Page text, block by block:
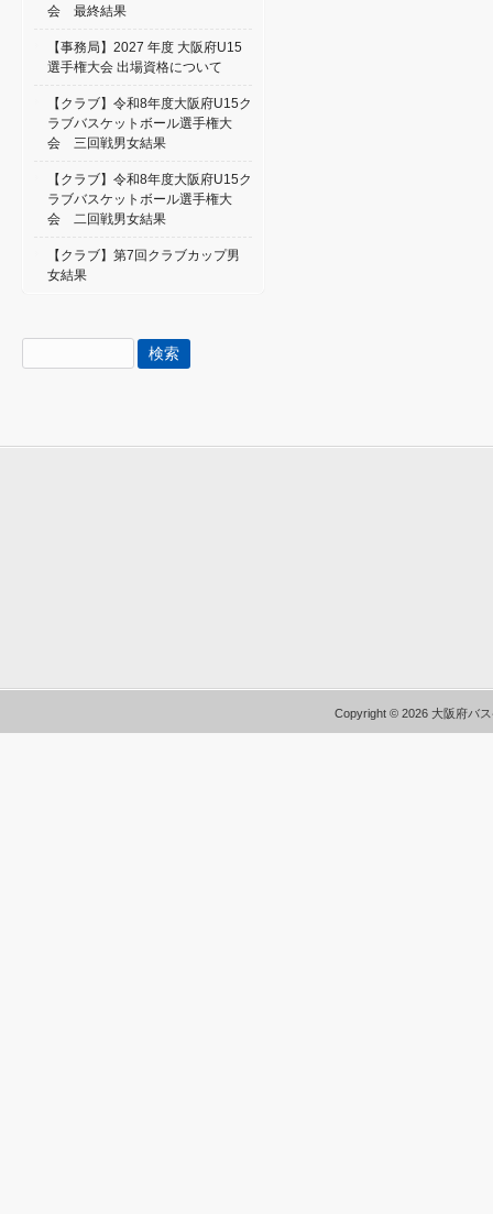
会 最終結果
【事務局】2027 年度 大阪府U15
選手権大会 出場資格について
【クラブ】令和8年度大阪府U15ク
ラブバスケットボール選手権大
会 三回戦男女結果
【クラブ】令和8年度大阪府U15ク
ラブバスケットボール選手権大
会 二回戦男女結果
【クラブ】第7回クラブカップ男
女結果
索:
Copyright © 2026 大阪府バ